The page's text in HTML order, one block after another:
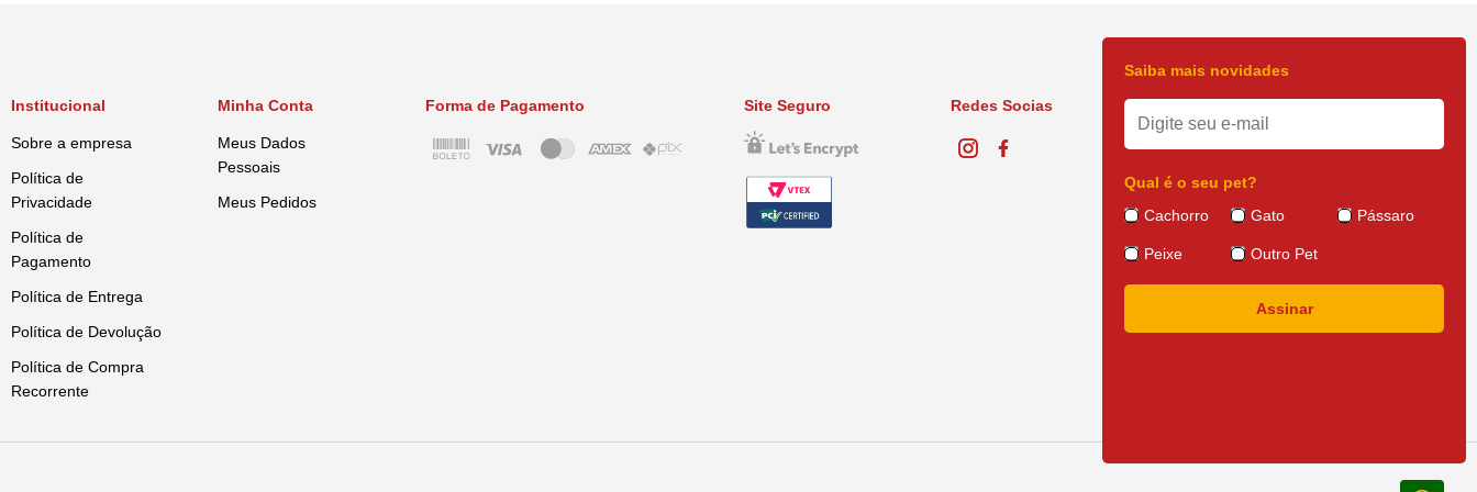
Institucional
Sobre a empresa
Política de
Privacidade
Política de
Pagamento
Política de Entrega
Política de Devolução
Política de Compra
Recorrente
Minha Conta
Meus Dados
Pessoais
Meus Pedidos
Forma de Pagamento Site Seguro Redes Socias
Saiba mais novidades
Qual é o seu pet?
Cachorro
Gato Pássaro
Peixe Outro Pet